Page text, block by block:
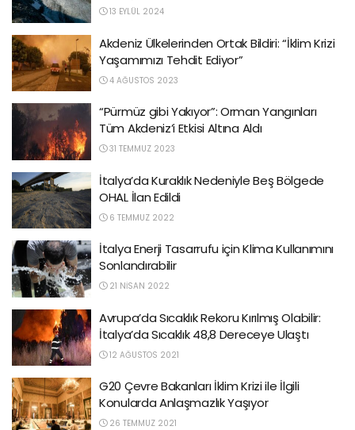
13 EYLÜL 2024
Akdeniz Ülkelerinden Ortak Bildiri: “İklim Krizi
Yaşamımızı Tehdit Ediyor”
4 AĞUSTOS 2023
“Pürmüz gibi Yakıyor”: Orman Yangınları
Tüm Akdeniz’i Etkisi Altına Aldı
31 TEMMUZ 2023
İtalya’da Kuraklık Nedeniyle Beş Bölgede
OHAL İlan Edildi
6 TEMMUZ 2022
İtalya Enerji Tasarrufu için Klima Kullanımını
Sonlandırabilir
21 NISAN 2022
Avrupa’da Sıcaklık Rekoru Kırılmış Olabilir:
İtalya’da Sıcaklık 48,8 Dereceye Ulaştı
12 AĞUSTOS 2021
G20 Çevre Bakanları İklim Krizi ile İlgili
Konularda Anlaşmazlık Yaşıyor
26 TEMMUZ 2021